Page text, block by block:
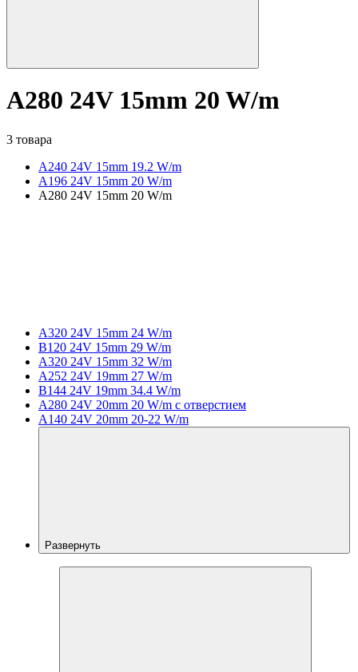
A280 24V 15mm 20 W/m
3 товара
A240 24V 15mm 19.2 W/m
A196 24V 15mm 20 W/m
A280 24V 15mm 20 W/m
A320 24V 15mm 24 W/m
B120 24V 15mm 29 W/m
A320 24V 15mm 32 W/m
A252 24V 19mm 27 W/m
B144 24V 19mm 34.4 W/m
A280 24V 20mm 20 W/m с отверстием
A140 24V 20mm 20-22 W/m
Развернуть